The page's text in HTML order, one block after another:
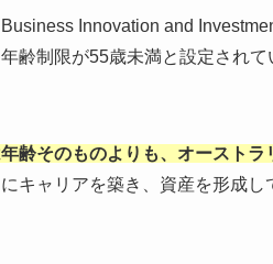
Innovation and
齢制限が55歳未満と設定され
齢そのものよりも、オースト
キャリアを築き、資産を形成し